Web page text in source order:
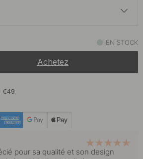
En stock
En stock
EN STOCK
Achetez
€49
pour sa qualité et son design